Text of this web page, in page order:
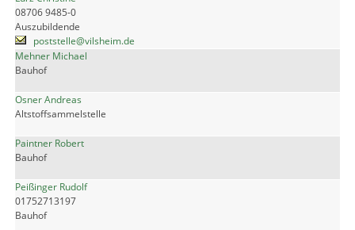
08706 9485-0
Auszubildende
poststelle@vilsheim.de
Mehner Michael
Bauhof
Osner Andreas
Altstoffsammelstelle
Paintner Robert
Bauhof
Peißinger Rudolf
01752713197
Bauhof